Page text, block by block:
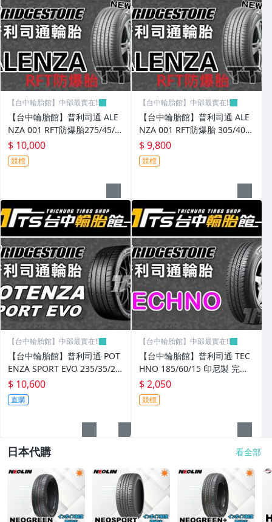
【台中輪胎館】中部最實在!!
【台中輪胎館】普利司通 ALE
NZA 001 RFT防爆胎275/45/2
0 美國製 完工價10000元 含工
資 換四輪送定位
$ 10,000
競標
【台中輪胎館】中部最實在!!
【台中輪胎館】普利司通 ALE
NZA 001 RFT防爆胎 305/40/2
0 美國製 完工價9800元 含工
資 換四輪送定位
$ 9,800
競標
【台中輪胎館】中部最實在!!
【台中輪胎館】普利司通 POT
ENZA SPORT EVO 235/35/20
歐洲製 完工價10600 含工資
四輪送定位
$ 10,600
直購
【台中輪胎館】中部最實在!!
【台中輪胎館】普利司通 TEC
HNO 185/60/15 印尼製 完工
價2050 含工資 換四輪送定位
$ 2,050
競標
日本代購 看全部